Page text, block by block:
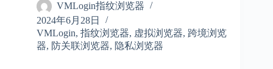
VMLogin指纹浏览器
2024年6月28日
VMLogin, 指纹浏览器, 虚拟浏览器, 跨境浏览
器, 防关联浏览器, 隐私浏览器